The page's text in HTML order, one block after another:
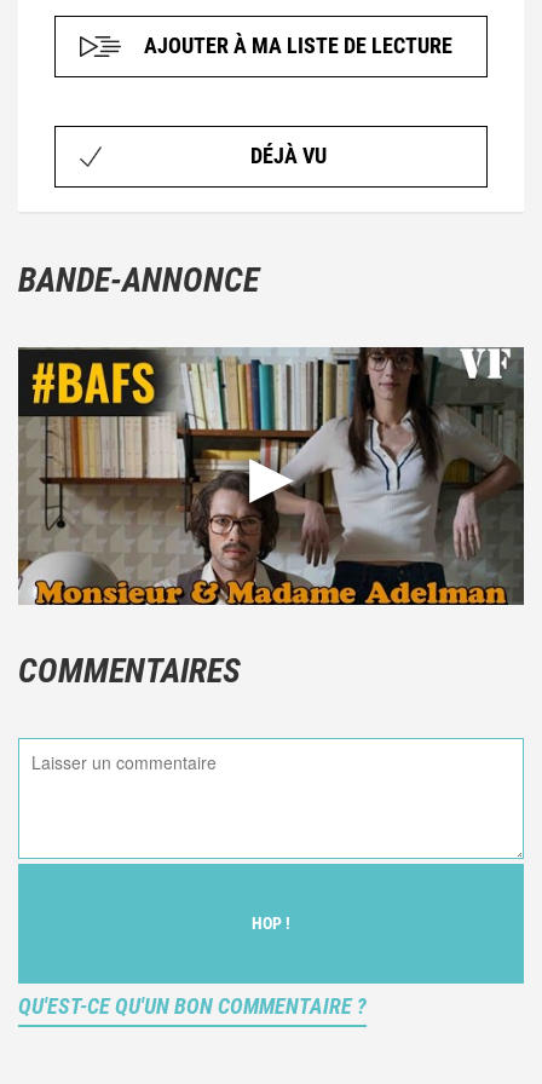
AJOUTER À MA LISTE DE LECTURE
DÉJÀ VU
BANDE-ANNONCE
COMMENTAIRES
HOP !
QU'EST-CE QU'UN BON COMMENTAIRE ?